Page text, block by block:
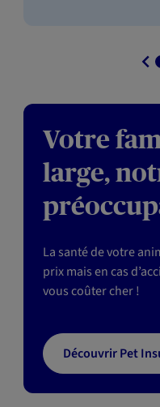
Votre
large,
La santé de votre
prix mais en cas
vous coûter cher !
Découvrir Pet